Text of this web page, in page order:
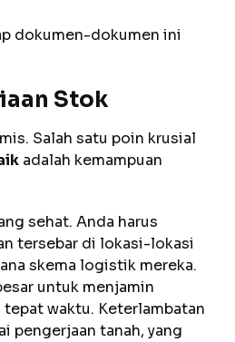
dokumen-dokumen ini
Stok
Salah satu poin krusial
adalah kemampuan
sehat. Anda harus
tersebar di lokasi-lokasi
skema logistik mereka.
untuk menjamin
waktu. Keterlambatan
pengerjaan tanah, yang